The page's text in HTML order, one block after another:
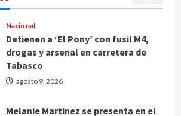
Tabasco
agosto 9, 2026
Melanie Martinez se presenta en el
Palacio de los Deportes con su tour
‘Hades: The Sacrifice’